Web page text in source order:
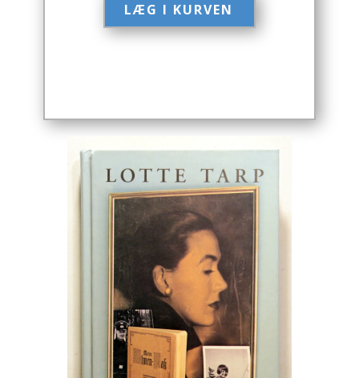
Bryggerier
Drikkevare / Øl / Vin
Engelsk
Erhverv
Europa
Fantasy / Sciencefiction
Filosofi
Håndarbejde
LÆG I KURVEN​